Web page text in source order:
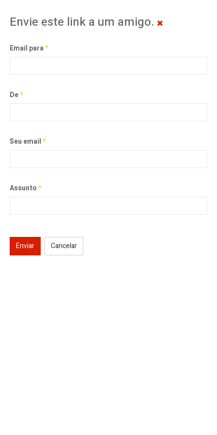
Envie este link a um amigo.
Email para*
De*
Seu email*
Assunto*
Enviar Cancelar